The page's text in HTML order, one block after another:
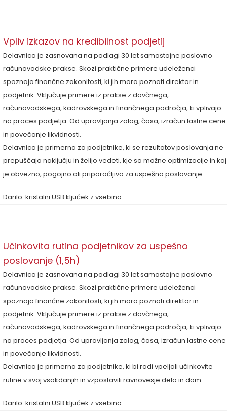
Vpliv izkazov na kredibilnost podjetij
Delavnica je zasnovana na podlagi 30 let samostojne poslovno
računovodske prakse. Skozi praktične primere udeleženci
spoznajo finančne zakonitosti, ki jih mora poznati direktor in
podjetnik. Vključuje primere iz prakse z davčnega,
računovodskega, kadrovskega in finančnega področja, ki vplivajo
na proces podjetja. Od upravljanja zalog, časa, izračun lastne cene
in povečanje likvidnosti.
Delavnica je primerna za podjetnike, ki se rezultatov poslovanja ne
prepuščajo naključju in želijo vedeti, kje so možne optimizacije in kaj
je obvezno, pogojno ali priporočljivo za uspešno poslovanje.
Darilo: kristalni USB ključek z vsebino
Učinkovita rutina podjetnikov za uspešno
poslovanje (1,5h)
Delavnica je zasnovana na podlagi 30 let samostojne poslovno
računovodske prakse. Skozi praktične primere udeleženci
spoznajo finančne zakonitosti, ki jih mora poznati direktor in
podjetnik. Vključuje primere iz prakse z davčnega,
računovodskega, kadrovskega in finančnega področja, ki vplivajo
na proces podjetja. Od upravljanja zalog, časa, izračun lastne cene
in povečanje likvidnosti.
Delavnica je primerna za podjetnike, ki bi radi vpeljali učinkovite
rutine v svoj vsakdanjih in vzpostavili ravnovesje delo in dom.
Darilo: kristalni USB ključek z vsebino